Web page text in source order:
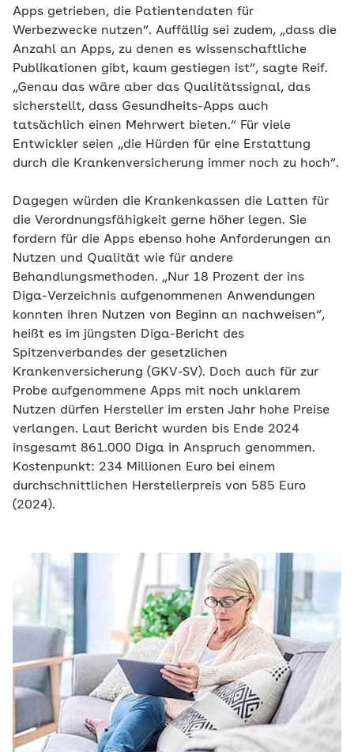
Apps getrieben, die Patientendaten für
Werbezwecke nutzen“. Auffällig sei zudem, „dass die
Anzahl an Apps, zu denen es wissenschaftliche
Publikationen gibt, kaum gestiegen ist“, sagte Reif.
„Genau das wäre aber das Qualitätssignal, das
sicherstellt, dass Gesundheits-Apps auch
tatsächlich einen Mehrwert bieten.“ Für viele
Entwickler seien „die Hürden für eine Erstattung
durch die Krankenversicherung immer noch zu hoch“.
Dagegen würden die Krankenkassen die Latten für
die Verordnungsfähigkeit gerne höher legen. Sie
fordern für die Apps ebenso hohe Anforderungen an
Nutzen und Qualität wie für andere
Behandlungsmethoden. „Nur 18 Prozent der ins
Diga-Verzeichnis aufgenommenen Anwendungen
konnten ihren Nutzen von Beginn an nachweisen“,
heißt es im jüngsten Diga-Bericht des
Spitzenverbandes der gesetzlichen
Krankenversicherung (GKV-SV). Doch auch für zur
Probe aufgenommene Apps mit noch unklarem
Nutzen dürfen Hersteller im ersten Jahr hohe Preise
verlangen. Laut Bericht wurden bis Ende 2024
insgesamt 861.000 Diga in Anspruch genommen.
Kostenpunkt: 234 Millionen Euro bei einem
durchschnittlichen Herstellerpreis von 585 Euro
(2024).